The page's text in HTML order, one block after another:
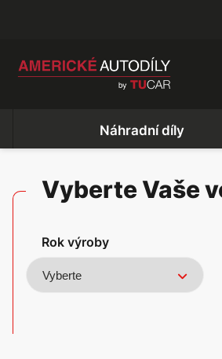
Náhradní díly
Vyberte Vaše
Rok výroby